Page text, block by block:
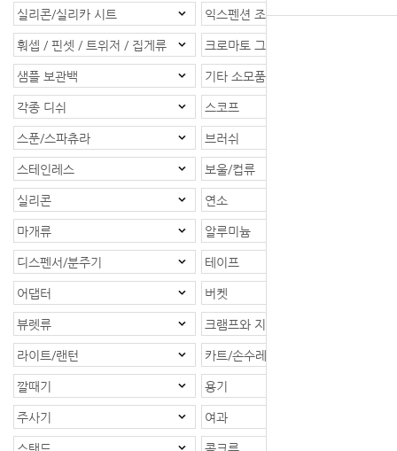
실리콘/실리카 시트 익스펜션 조인트
훠셉 / 핀셋 / 트위저 / 집게류 크로마토 그래피
샘플 보관백 기타 소모품
각종 디쉬 스코프
스푼/스파츄라 브러쉬
스테인레스 보울/컵류
실리콘 연소
마개류 알루미늄
디스펜서/분주기 테이프
어댑터 버켓
뷰렛류 크램프와 지지대
라이트/랜턴 카트/손수레
깔때기 용기
주사기 여과
스탠드 콜크류